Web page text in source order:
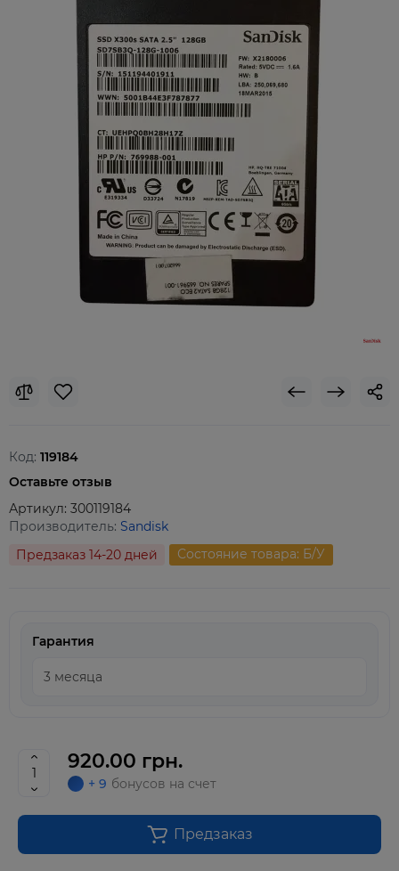
Код: 119184
Оставьте отзыв
Артикул: 300119184
Производитель: Sandisk
Предзаказ 14-20 дней
Состояние товара: Б/У
Гарантия
920.00 грн.
+ 9 бонусов на счет
Предзаказ